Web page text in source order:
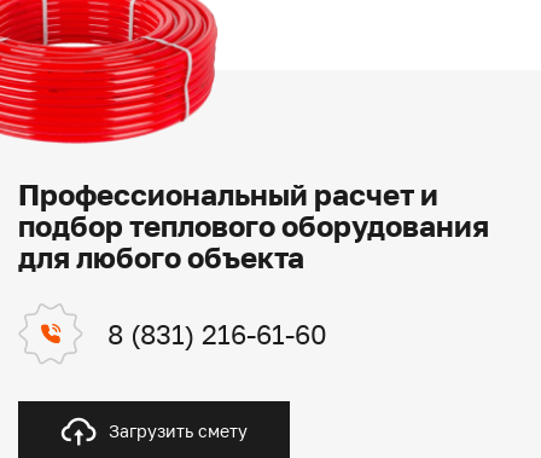
Профессиональный расчет и
подбор теплового оборудования
для любого объекта
8 (831) 216-61-60
Загрузить смету